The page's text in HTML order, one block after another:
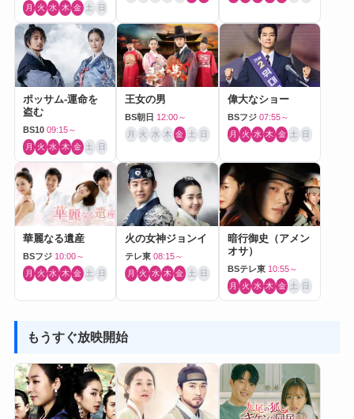
月 火 水 木 金 土 日
ポッサム-運命を
盗む
BS10 09:15～
月 火 水 木 金 土 日
王女の男
BS朝日 12:00～
月 火 水 木 金 土 日
偉大なショー
BSフジ 07:55～
月 火 水 木 金 土 日
華麗なる遺産
BSフジ 10:00～
月 火 水 木 金 土 日
火の女神ジョンイ
テレ東 08:15～
月 火 水 木 金 土 日
暗行御史（アメン
オサ）
BSテレ東 10:55～
月 火 水 木 金 土 日
もうすぐ放映開始